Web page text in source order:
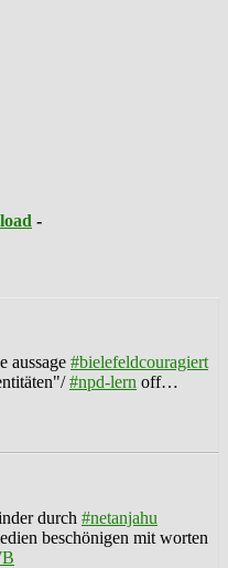
-
aussage #bielefeldcouragiert
#npd-lern off…
durch #netanjahu
beschönigen mit worten